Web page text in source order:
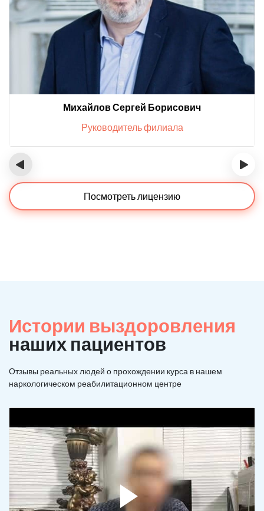
Михайлов Сергей Борисович
Руководитель филиала
‹ ›
Посмотреть лицензию
Истории выздоровления
наших пациентов
Отзывы реальных людей о прохождении курса в нашем
наркологическом реабилитационном центре